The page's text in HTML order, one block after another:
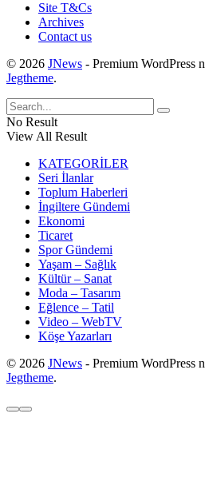
Site T&Cs
Archives
Contact us
© 2026 JNews - Premium WordPress
Jegtheme.
No Result
View All Result
KATEGORİLER
Seri İlanlar
Toplum Haberleri
İngiltere Gündemi
Ekonomi
Ticaret
Spor Gündemi
Yaşam – Sağlık
Kültür – Sanat
Moda – Tasarım
Eğlence – Tatil
Video – WebTV
Köşe Yazarları
© 2026 JNews - Premium WordPress
Jegtheme.